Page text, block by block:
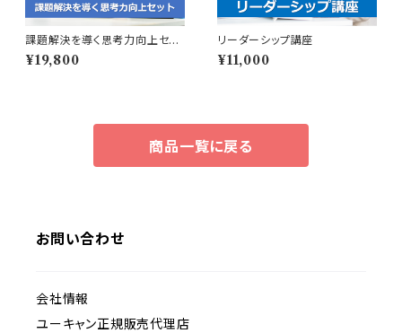
課題解決を導く思考力向上セッ
ト
¥19,800
リーダーシップ講座
¥11,000
商品一覧に戻る
お問い合わせ
会社情報
ユーキャン正規販売代理店